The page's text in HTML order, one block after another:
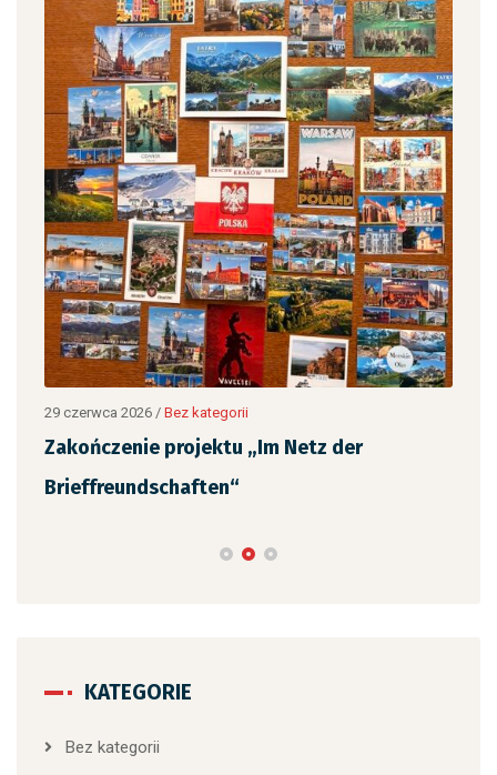
29 czerwca 2026 / Bez kategorii
Zakończenie projektu „Im Netz der
Brieffreundschaften“
KATEGORIE
Bez kategorii